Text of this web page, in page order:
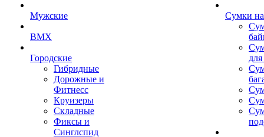
Мужские
BMX
Городские
Гибридные
Дорожные и
Фитнесс
Круизеры
Складные
Фиксы и
Синглспид
Сумки